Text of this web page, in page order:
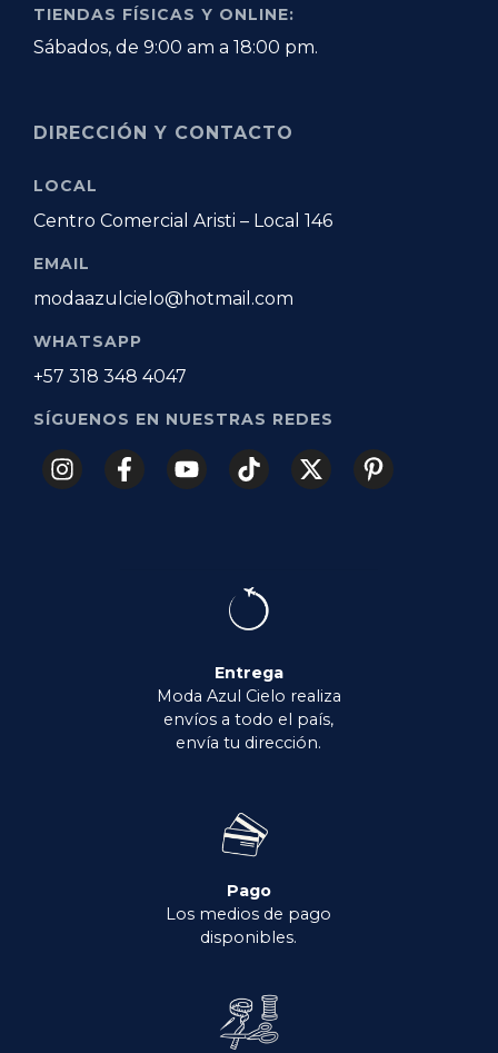
TIENDAS FÍSICAS Y ONLINE:
Sábados, de 9:00 am a 18:00 pm.
DIRECCIÓN Y CONTACTO
LOCAL
Centro Comercial Aristi – Local 146
EMAIL
modaazulcielo@hotmail.com
WHATSAPP
+57 318 348 4047
SÍGUENOS EN NUESTRAS REDES
Entrega
Moda Azul Cielo realiza
envíos a todo el país,
envía tu dirección.
Pago
Los medios de pago
disponibles.